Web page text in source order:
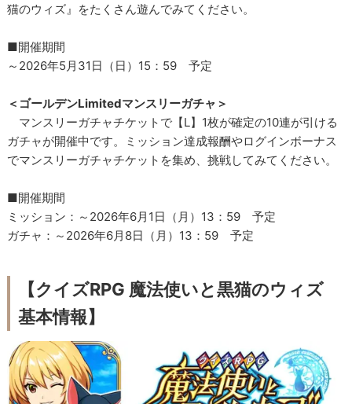
猫のウィズ』をたくさん遊んでみてください。
■開催期間
～2026年5月31日（日）15：59 予定
＜ゴールデンLimitedマンスリーガチャ＞
マンスリーガチャチケットで【L】1枚が確定の10連が引ける
ガチャが開催中です。ミッション達成報酬やログインボーナス
でマンスリーガチャチケットを集め、挑戦してみてください。
■開催期間
ミッション：～2026年6月1日（月）13：59 予定
ガチャ：～2026年6月8日（月）13：59 予定
【クイズRPG 魔法使いと黒猫のウィズ
基本情報】